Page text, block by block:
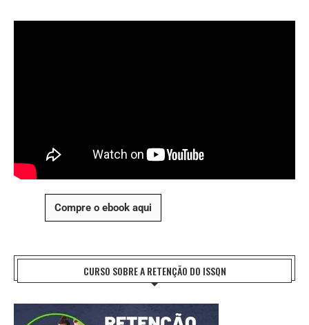
Compre o ebook aqui
CURSO SOBRE A RETENÇÃO DO ISSQN